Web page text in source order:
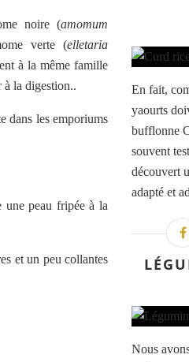
noire (amomum
verte (elletaria
à la même famille
à la digestion..
dans les emporiums
peau fripée à la
et un peu collantes
En fait,
yaourts
bufflonne
souvent
découvert
adapté et
Nous